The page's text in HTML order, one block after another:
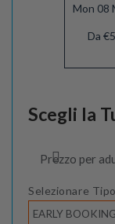
Mon 08
Da
Scegli la
Prezzo per
Selezionare
EARLY BOOKING